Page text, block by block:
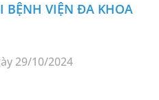
BỆNH VIỆN ĐA KHOA
29/10/2024